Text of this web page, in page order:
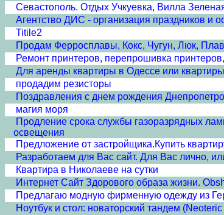
Севастополь. Отдых Учкуевка, Вилла
Агентство ДИС - организация праздников и
Titile2
Продам Ферросплавы, Кокс, Чугун, Люк,
Ремонт принтеров, перепрошивка
Для аренды квартиры в Одессе или
продадим резисторы
Поздравления с днем рождения
магия моря
Продление срока службы газоразрядных
освещения
Предложение от застройщика.Купить
Разработаем для Вас сайт. Для Вас лично,
Квартира в Николаеве на сутки
Интернет Сайт Здорового образа жизни.
Предлагаю модную фирменную одежду из
Ноутбук и стол: новаторский тандем